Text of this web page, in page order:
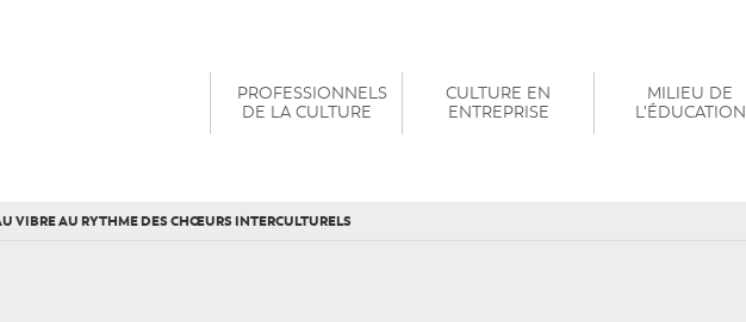
PROFESSIONNELS
DE LA CULTURE
CULTURE EN
ENTREPRISE
MILIEU DE
L'ÉDUCATION
VIBRE AU RYTHME DES CHŒURS INTERCULTURELS